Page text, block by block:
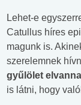
Lehet-e
Catullus híres
magunk is.
szerelemnek
gyűlölet
is látni, hogy